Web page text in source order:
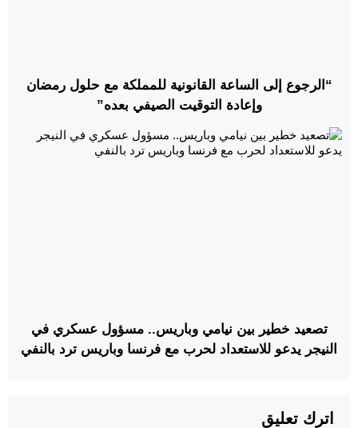
“الرجوع إلى الساعة القانونية للمملكة مع حلول رمضان
وإعادة التوقيت الصيفي بعده”
تصعيد خطير بين نيامي وباريس.. مسؤول عسكري في
النيجر يدعو للاستعداد لحرب مع فرنسا وباريس ترد بالنفي
اترك تعليق